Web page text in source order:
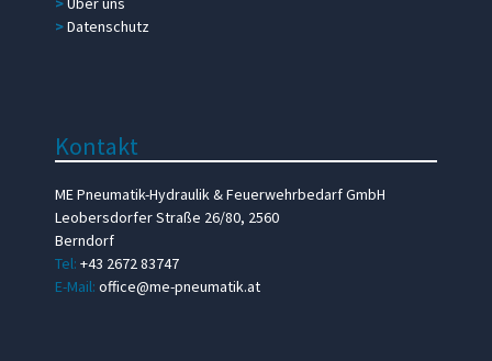
>Datenschutz
Kontakt
ME Pneumatik-Hydraulik & Feuerwehrbedarf GmbH
Leobersdorfer Straße 26/80, 2560
Berndorf
Tel: +43 2672 83747
E-Mail: office@me-pneumatik.at